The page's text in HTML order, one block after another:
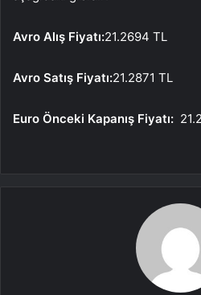
Avro Alış Fiyatı:21.2694 TL
Avro Satış Fiyatı:21.2871 TL
Euro Önceki Kapanış Fiyatı: